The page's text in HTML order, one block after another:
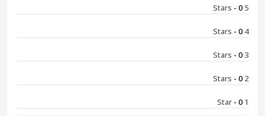
5 Stars
- 0
4 Stars
- 0
3 Stars
- 0
2 Stars
- 0
1 Star
- 0